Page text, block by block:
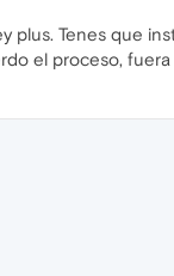
Tenes que
el proceso,